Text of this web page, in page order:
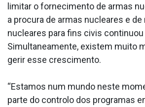
limitar o fornecimento de armas
a procura de armas nucleares e de
nucleares para fins civis continuou
Simultaneamente, existem muito
gerir esse crescimento.
“Estamos num mundo neste
parte do controlo dos programas